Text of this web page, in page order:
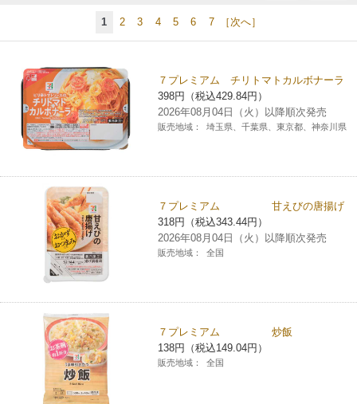
食の安全・安心への取組み
ギフト
プリペイドカード・金券
マルチコピー機でできることトップ
コピー
プリント
ファクス
チケット
スポーツ振興くじ
行政サービス
宅配便
切手・はがき・印紙
ご利用可能なお支払い方法
各種料金のお支払い
レジでApple Accountにチャージ
オンラインフォトサービス
チケットサービス
セブンチケット
イープラス
CNプレイガイド
セブン‐イレブンでお受取り
タワーレコード
セブンネットショッピング
停電時のサービス停止のお知らせ
企業理念
会社概要
国内店舗数
セブン‐イレブンの海外事業
データで見るセブン‐イレブン
サステナビリティトップ
セブン＆アイ・ホールディングスの重点課題
サステナビリティ活動基本方針
GREEN CHALLENGE 2050
4VISIONS
サステナビリティレポート
報告書ライブラリー
加盟店オーナー募集 物件募集・購入
アルバイト情報 採用情報
店舗検索
ネットショッピング
お問い合わせ
Language
English (Corporate)
English (Services)
中文[繁體字](服務)
简体中文(服务)
한국어(서비스)
ภาษาไทย(บริการ)
1 2 3 4 5 6 7 ［次へ］
７プレミアム チリトマトカルボナーラ
398円（税込429.84円）
2026年08月04日（火）以降順次発売
販売地域： 埼玉県、千葉県、東京都、神奈川県
７プレミアム 甘えびの唐揚げ
318円（税込343.44円）
2026年08月04日（火）以降順次発売
販売地域： 全国
７プレミアム 炒飯
138円（税込149.04円）
販売地域： 全国